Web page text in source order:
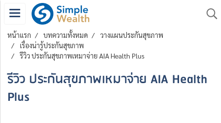
หน้าแรก บทความทั้งหมด
วางแผนประกันสุขภาพ
เรื่องน่ารู้ประกันสุขภาพ
รีวิว ประกันสุขภาพเหมาจ่าย AIA Health Plus
รีวิว ประกันสุขภาพเหมาจ่าย AIA Health
Plus